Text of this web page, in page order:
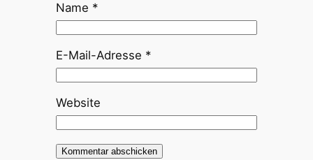
Name *
E-Mail-Adresse *
Website